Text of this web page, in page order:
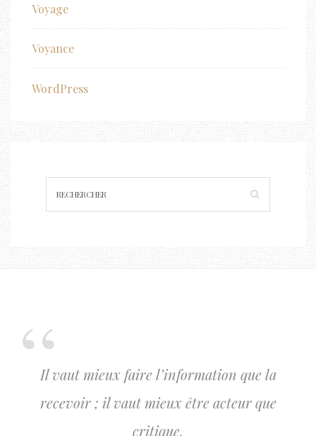
Voyage
Voyance
WordPress
Il vaut mieux faire l’information que la
recevoir ; il vaut mieux être acteur que
critique.